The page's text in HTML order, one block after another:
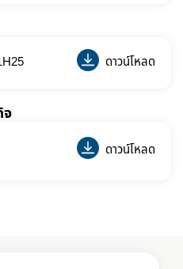
ดาวน์โหลด
จ
ดาวน์โหลด